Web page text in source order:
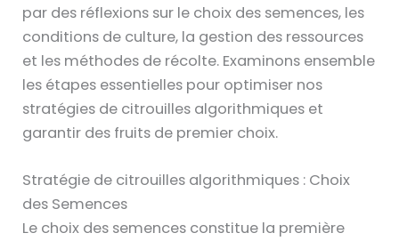
par des réflexions sur le choix des semences, les
conditions de culture, la gestion des ressources
et les méthodes de récolte. Examinons ensemble
les étapes essentielles pour optimiser nos
stratégies de citrouilles algorithmiques et
garantir des fruits de premier choix.
Stratégie de citrouilles algorithmiques : Choix
des Semences
Le choix des semences constitue la première